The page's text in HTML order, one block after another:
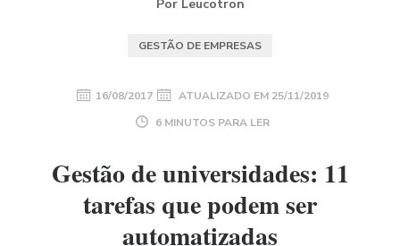
Por Leucotron
GESTÃO DE EMPRESAS
16/08/2017 ATUALIZADO EM 25/11/2019
6 MINUTOS PARA LER
Gestão de universidades: 11
tarefas que podem ser
automatizadas